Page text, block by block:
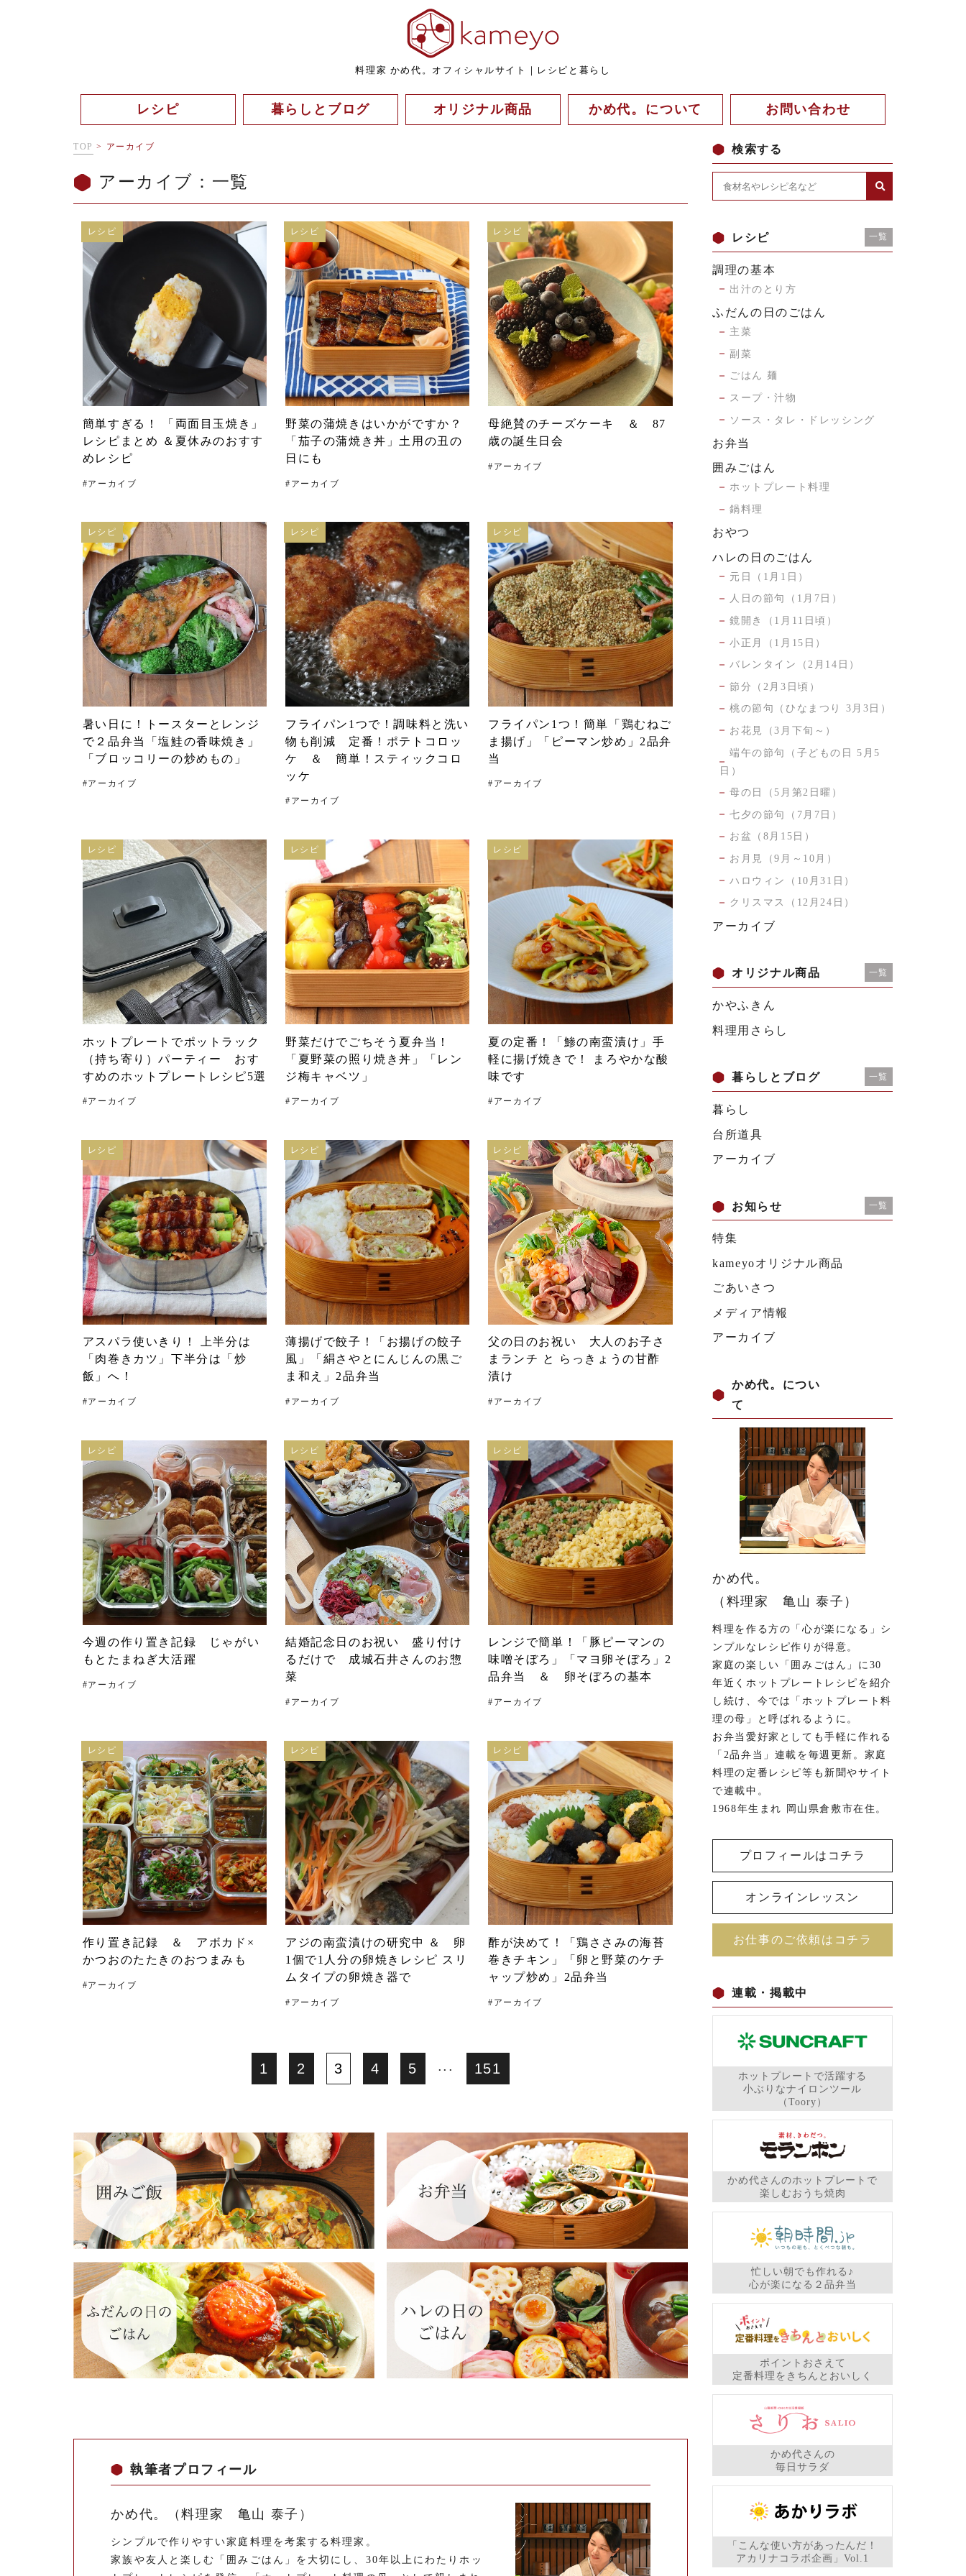
料理家 かめ代。オフィシャルサイト｜レシピと暮らし
レシピ 暮らしとブログ オリジナル商品 かめ代。について お問い合わせ
TOP > アーカイブ
アーカイブ：一覧
簡単すぎる！ 「両面目玉焼き」
レシピまとめ ＆夏休みのおすす
めレシピ
#アーカイブ
レシピ
野菜の蒲焼きはいかがですか？
「茄子の蒲焼き丼」土用の丑の
日にも
# アーカイブ
レシピ
母絶賛のチーズケーキ ＆ 87
歳の誕生日会
# アーカイブ
レシピ
暑い日に！トースターとレンジ
で２品弁当「塩鮭の香味焼き」
「ブロッコリーの炒めもの」
#アーカイブ
レシピ
フライパン1つで！調味料と洗い
物も削減 定番！ポテトコロッ
ケ ＆ 簡単！スティックコロ
ッケ
# アーカイブ
レシピ
フライパン1つ！簡単「鶏むねご
ま揚げ」「ピーマン炒め」2品弁
当
# アーカイブ
レシピ
ホットプレートでポットラック
（持ち寄り）パーティー おす
すめのホットプレートレシピ5選
#アーカイブ
レシピ
野菜だけでごちそう夏弁当！
「夏野菜の照り焼き丼」「レン
ジ梅キャベツ」
# アーカイブ
レシピ
夏の定番！「鯵の南蛮漬け」手
軽に揚げ焼きで！ まろやかな酸
味です
# アーカイブ
レシピ
アスパラ使いきり！ 上半分は
「肉巻きカツ」下半分は「炒
飯」へ！
#アーカイブ
レシピ
薄揚げで餃子！「お揚げの餃子
風」「絹さやとにんじんの黒ご
ま和え」2品弁当
# アーカイブ
レシピ
父の日のお祝い 大人のお子さ
まランチ と らっきょうの甘酢
漬け
# アーカイブ
レシピ
今週の作り置き記録 じゃがい
もとたまねぎ大活躍
#アーカイブ
レシピ
結婚記念日のお祝い 盛り付け
るだけで 成城石井さんのお惣
菜
# アーカイブ
レシピ
レンジで簡単！「豚ピーマンの
味噌そぼろ」「マヨ卵そぼろ」2
品弁当 ＆ 卵そぼろの基本
# アーカイブ
レシピ
作り置き記録 ＆ アボカド×
かつおのたたきのおつまみも
#アーカイブ
レシピ
アジの南蛮漬けの研究中 ＆ 卵
1個で1人分の卵焼きレシピ スリ
ムタイプの卵焼き器で
# アーカイブ
レシピ
酢が決めて！「鶏ささみの海苔
巻きチキン」「卵と野菜のケチ
ャップ炒め」2品弁当
# アーカイブ
レシピ
1 2 3 4 5 ... 151
執筆者プロフィール
かめ代。（料理家 亀山 泰子）
シンプルで作りやすい家庭料理を考案する料理家。
家族や友人と楽しむ「囲みごはん」を大切にし、30年以上にわたりホッ
検索する
レシピ 一覧
調理の基本
出汁のとり方
ふだんの日のごはん
主菜
副菜
ごはん 麺
スープ・汁物
ソース・タレ・ドレッシング
お弁当
囲みごはん
ホットプレート料理
鍋料理
おやつ
ハレの日のごはん
元日（1月1日）
人日の節句（1月7日）
鏡開き（1月11日頃）
小正月（1月15日）
バレンタイン（2月14日）
節分（2月3日頃）
桃の節句（ひなまつり 3月3日）
お花見（3月下旬～）
端午の節句（子どもの日 5月5
日）
母の日（5月第2日曜）
七夕の節句（7月7日）
お盆（8月15日）
お月見（9月～10月）
ハロウィン（10月31日）
クリスマス（12月24日）
アーカイブ
オリジナル商品 一覧
かやふきん
料理用さらし
暮らしとブログ 一覧
暮らし
台所道具
アーカイブ
お知らせ 一覧
特集
kameyoオリジナル商品
ごあいさつ
メディア情報
アーカイブ
かめ代。につい
て
かめ代。
（料理家 亀山 泰子）
料理を作る方の「心が楽になる」シ
ンプルなレシピ作りが得意。
家庭の楽しい「囲みごはん」に30
年近くホットプレートレシピを紹介
し続け、今では「ホットプレート料
理の母」と呼ばれるように。
お弁当愛好家としても手軽に作れる
「2品弁当」連載を毎週更新。家庭
料理の定番レシピ等も新聞やサイト
で連載中。
1968年生まれ 岡山県倉敷市在住。
プロフィールはコチラ
オンラインレッスン
お仕事のご依頼はコチラ
連載・掲載中
ホットプレートで活躍する
小ぶりなナイロンツール
（Toory）
かめ代さんのホットプレートで
楽しむおうち焼肉
忙しい朝でも作れる♪
心が楽になる２品弁当
ポイントおさえて
定番料理をきちんとおいしく
かめ代さんの
毎日サラダ
「こんな使い方があったんだ！
アカリナコラボ企画」Vol.1